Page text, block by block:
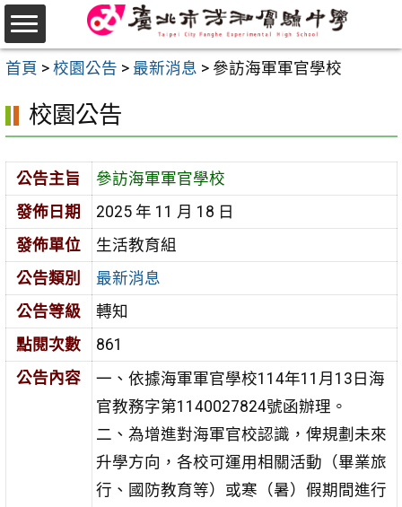
跳
至
主
容
區
首頁 > 校園公告 > 最新消息 > 參訪海軍軍官學校
校園公告
公告主旨
參訪海軍軍官學校
發佈日期
2025 年 11 月 18 日
發佈單位
生活教育組
公告類別
最新消息
公告等級
轉知
點閱次數
861
公告內容
一、依據海軍軍官學校114年11月13日海
官教務字第1140027824號函辦理。
二、為增進對海軍官校認識，俾規劃未來
升學方向，各校可運用相關活動（畢業旅
行、國防教育等）或寒（暑）假期間進行
選
單